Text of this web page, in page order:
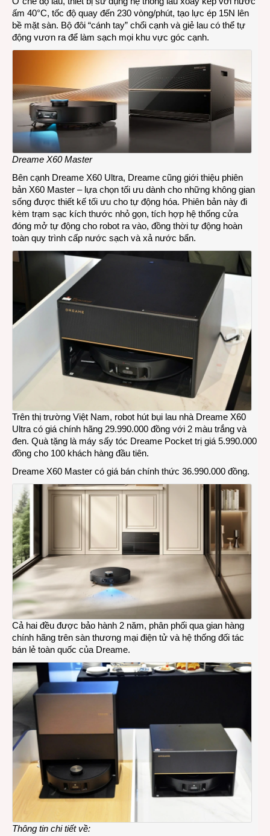
ấm 40°C, tốc độ quay đến 230 vòng/phút, tạo lực ép 15N lên
bề mặt sàn. Bộ đôi “cánh tay” chổi cạnh và giẻ lau có thể tự
động vươn ra để làm sạch mọi khu vực góc cạnh.
Dreame X60 Master
Bên cạnh Dreame X60 Ultra, Dreame cũng giới thiệu phiên
bản X60 Master – lựa chọn tối ưu dành cho những không gian
sống được thiết kế tối ưu cho tự động hóa. Phiên bản này đi
kèm trạm sạc kích thước nhỏ gọn, tích hợp hệ thống cửa
đóng mở tự động cho robot ra vào, đồng thời tự động hoàn
toàn quy trình cấp nước sạch và xả nước bẩn.
Trên thị trường Việt Nam, robot hút bụi lau nhà Dreame X60
Ultra có giá chính hãng 29.990.000 đồng với 2 màu trắng và
đen. Quà tặng là máy sấy tóc Dreame Pocket trị giá 5.990.000
đồng cho 100 khách hàng đầu tiên.
Dreame X60 Master có giá bán chính thức 36.990.000 đồng.
Cả hai đều được bảo hành 2 năm, phân phối qua gian hàng
chính hãng trên sàn thương mại điện tử và hệ thống đối tác
bán lẻ toàn quốc của Dreame.
Thông tin chi tiết về: